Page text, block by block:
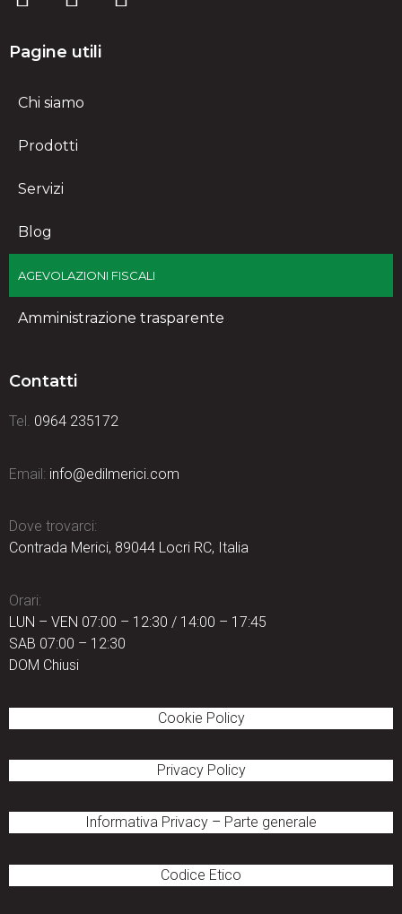
Pagine utili
Chi siamo
Prodotti
Servizi
Blog
AGEVOLAZIONI FISCALI
Amministrazione trasparente
Contatti
Tel. 0964 235172
Email: info@edilmerici.com
Dove trovarci:
Contrada Merici, 89044 Locri RC, Italia
Orari:
LUN – VEN 07:00 – 12:30 / 14:00 – 17:45
SAB 07:00 – 12:30
DOM Chiusi
Cookie Policy
Privacy Policy
Informativa Privacy – Parte generale
Codice Etico